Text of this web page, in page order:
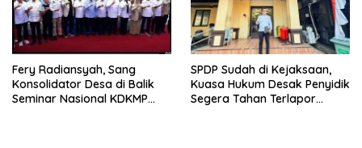
Fery Radiansyah, Sang
Konsolidator Desa di Balik
Seminar Nasional KDKMP
SPDP Sudah di Kejaksaan,
Kuasa Hukum Desak Penyidik
Segera Tahan Terlapor